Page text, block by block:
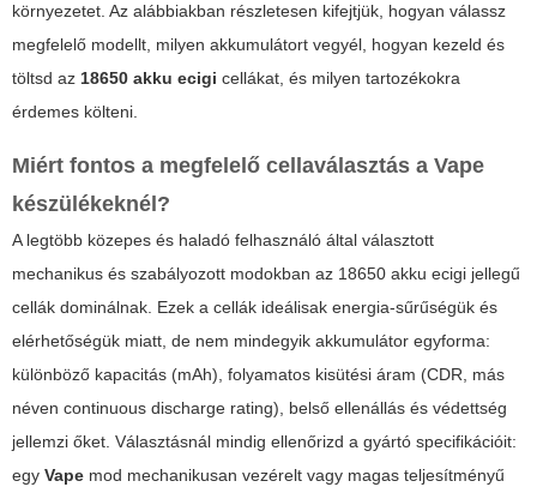
környezetet. Az alábbiakban részletesen kifejtjük, hogyan válassz
megfelelő modellt, milyen akkumulátort vegyél, hogyan kezeld és
töltsd az 18650 akku ecigi cellákat, és milyen tartozékokra
érdemes költeni.
Miért fontos a megfelelő cellaválasztás a Vape
készülékeknél?
A legtöbb közepes és haladó felhasználó által választott
mechanikus és szabályozott modokban az 18650 akku ecigi jellegű
cellák dominálnak. Ezek a cellák ideálisak energia-sűrűségük és
elérhetőségük miatt, de nem mindegyik akkumulátor egyforma:
különböző kapacitás (mAh), folyamatos kisütési áram (CDR, más
néven continuous discharge rating), belső ellenállás és védettség
jellemzi őket. Választásnál mindig ellenőrizd a gyártó specifikációit:
egy Vape mod mechanikusan vezérelt vagy magas teljesítményű